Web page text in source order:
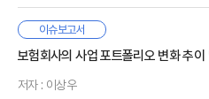
Ⅴ. 인공지능(AI)의 금융법적 이슈
1. 윤리적 이슈
2. 지배구조 이슈
4. 업무범위 이슈
특성, 은퇴 시점까지의 시간적·심
어렵게 하는데, 보험소비자 행
상당수는 은퇴 후 삶에 대해 진지
나타났다.
3. 행태과학을 이용한 은퇴저축
Ⅲ. 20·30대의 은퇴준비
2. 20·30대의 금융행태
본 보고서에서는 산업정책 관련 이
토대로 국내 재보험산업 발
대안으로 3가지를 생각해볼 수 있
Ⅰ. 서론
Ⅱ. 국내 현황
이슈보고서
보험회사의 사업 포트폴리오 변화 추
저자 : 이상우